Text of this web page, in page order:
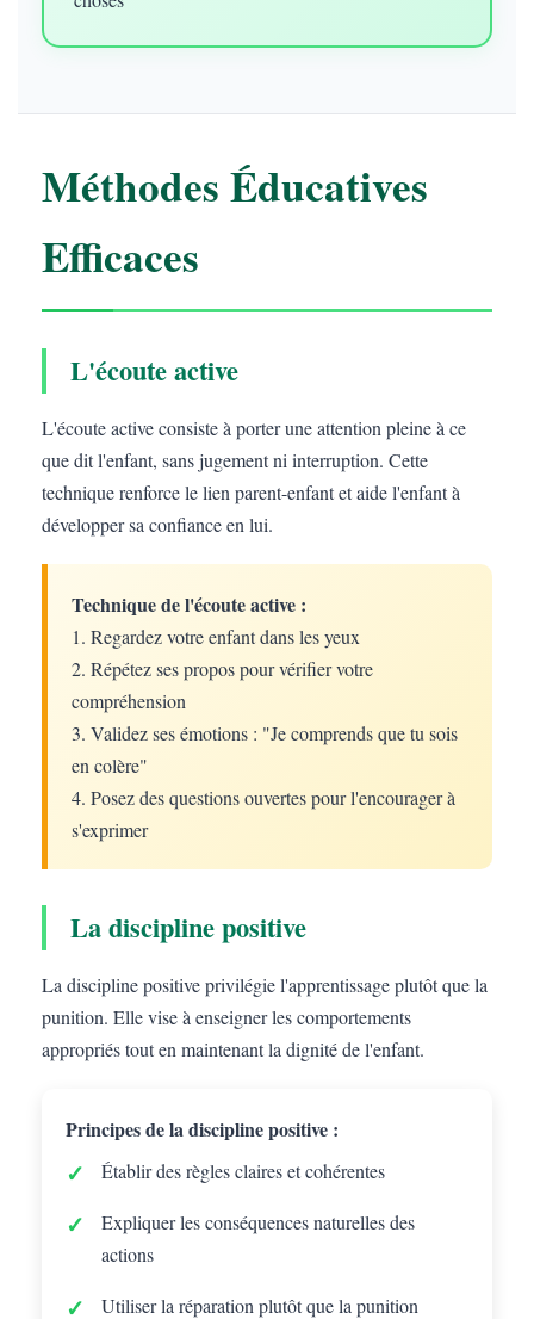
Méthodes Éducatives
Efficaces
L'écoute active
L'écoute active consiste à porter une attention pleine à ce
que dit l'enfant, sans jugement ni interruption. Cette
technique renforce le lien parent-enfant et aide l'enfant à
développer sa confiance en lui.
Technique de l'écoute active :
1. Regardez votre enfant dans les yeux
2. Répétez ses propos pour vérifier votre
compréhension
3. Validez ses émotions : "Je comprends que tu sois
en colère"
4. Posez des questions ouvertes pour l'encourager à
s'exprimer
La discipline positive
La discipline positive privilégie l'apprentissage plutôt que la
punition. Elle vise à enseigner les comportements
appropriés tout en maintenant la dignité de l'enfant.
Principes de la discipline positive :
Établir des règles claires et cohérentes
Expliquer les conséquences naturelles des
actions
Utiliser la réparation plutôt que la punition